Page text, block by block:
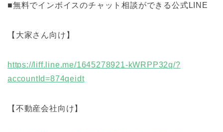
■無料でインボイスのチャット相談ができる公式LINE
【大家さん向け】
https://liff.line.me/1645278921-kWRPP32q/?
accountId=874qeidt
【不動産会社向け】